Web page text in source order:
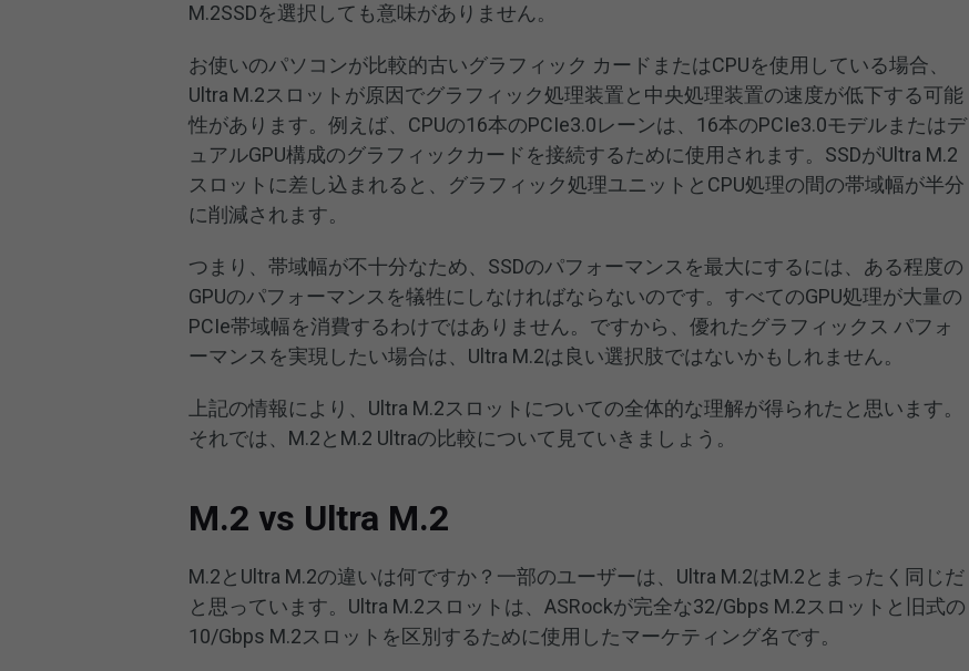
M.2SSDを選択しても意味がありません。
お使いのパソコンが比較的古いグラフィック カードまたはCPUを使用している場合、
Ultra M.2スロットが原因でグラフィック処理装置と中央処理装置の速度が低下する可能
性があります。例えば、CPUの16本のPCIe3.0レーンは、16本のPCIe3.0モデルまたはデ
ュアルGPU構成のグラフィックカードを接続するために使用されます。SSDがUltra M.2
スロットに差し込まれると、グラフィック処理ユニットとCPU処理の間の帯域幅が半分
に削減されます。
つまり、帯域幅が不十分なため、SSDのパフォーマンスを最大にするには、ある程度の
GPUのパフォーマンスを犠牲にしなければならないのです。すべてのGPU処理が大量の
PCIe帯域幅を消費するわけではありません。ですから、優れたグラフィックス パフォ
ーマンスを実現したい場合は、Ultra M.2は良い選択肢ではないかもしれません。
上記の情報により、Ultra M.2スロットについての全体的な理解が得られたと思います。
それでは、M.2とM.2 Ultraの比較について見ていきましょう。
M.2 vs Ultra M.2
M.2とUltra M.2の違いは何ですか？一部のユーザーは、Ultra M.2はM.2とまったく同じだ
と思っています。Ultra M.2スロットは、ASRockが完全な32/Gbps M.2スロットと旧式の
10/Gbps M.2スロットを区別するために使用したマーケティング名です。